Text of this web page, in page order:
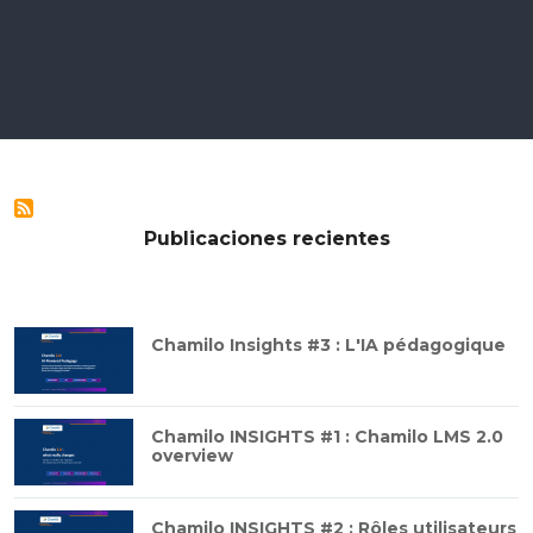
Publicaciones recientes
Chamilo Insights #3 : L'IA pédagogique
Chamilo INSIGHTS #1 : Chamilo LMS 2.0
overview
Chamilo INSIGHTS #2 : Rôles utilisateurs